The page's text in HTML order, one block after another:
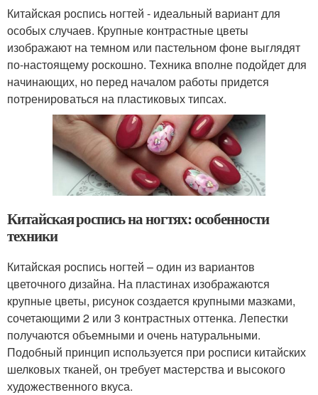
Китайская роспись ногтей - идеальный вариант для
особых случаев. Крупные контрастные цветы
изображают на темном или пастельном фоне выглядят
по-настоящему роскошно. Техника вполне подойдет для
начинающих, но перед началом работы придется
потренироваться на пластиковых типсах.
Китайская роспись на ногтях: особенности
техники
Китайская роспись ногтей – один из вариантов
цветочного дизайна. На пластинах изображаются
крупные цветы, рисунок создается крупными мазками,
сочетающими 2 или 3 контрастных оттенка. Лепестки
получаются объемными и очень натуральными.
Подобный принцип используется при росписи китайских
шелковых тканей, он требует мастерства и высокого
художественного вкуса.